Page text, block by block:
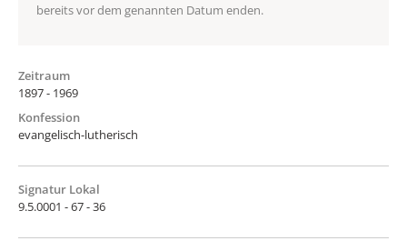
bereits vor dem genannten Datum enden.
Zeitraum
1897 - 1969
Konfession
evangelisch-lutherisch
Signatur Lokal
9.5.0001 - 67 - 36